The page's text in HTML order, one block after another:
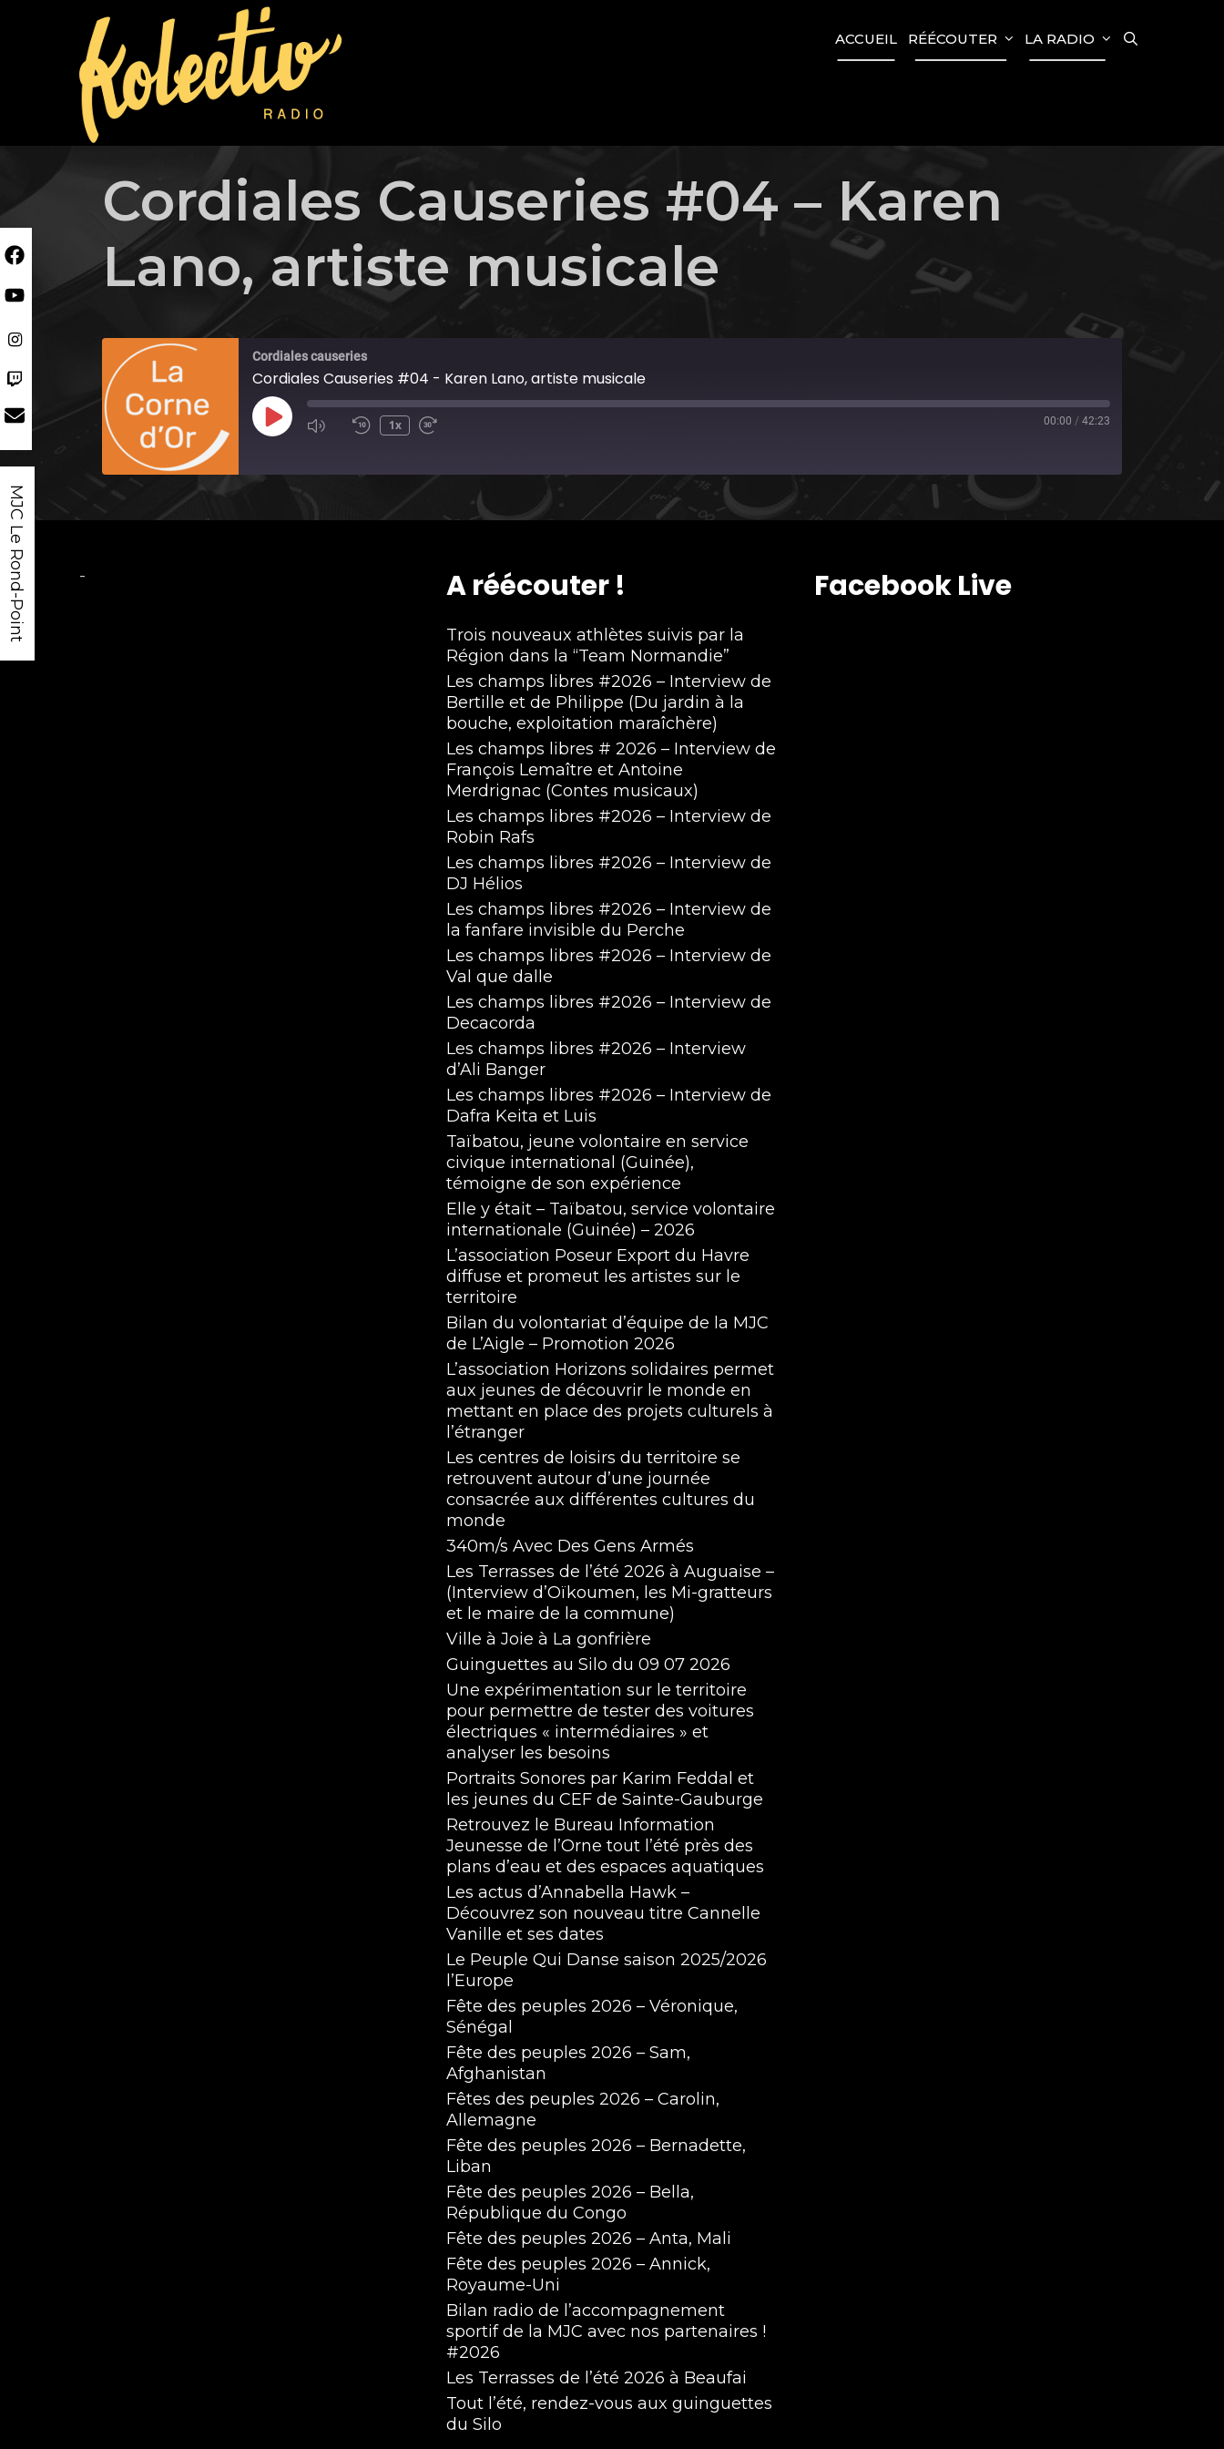
ACCUEIL RÉÉCOUTER LA RADIO
Cordiales Causeries #04 – Karen
Lano, artiste musicale
Cordiales causeries
Cordiales Causeries #04 - Karen Lano, artiste musicale
Play
1x 00:00 / 42:23
- A réécouter !
Trois nouveaux athlètes suivis par la
Région dans la “Team Normandie”
Les champs libres #2026 – Interview de
Bertille et de Philippe (Du jardin à la
bouche, exploitation maraîchère)
Les champs libres # 2026 – Interview de
François Lemaître et Antoine
Merdrignac (Contes musicaux)
Les champs libres #2026 – Interview de
Robin Rafs
Les champs libres #2026 – Interview de
DJ Hélios
Les champs libres #2026 – Interview de
la fanfare invisible du Perche
Les champs libres #2026 – Interview de
Val que dalle
Les champs libres #2026 – Interview de
Decacorda
Les champs libres #2026 – Interview
d’Ali Banger
Les champs libres #2026 – Interview de
Dafra Keita et Luis
Taïbatou, jeune volontaire en service
civique international (Guinée),
témoigne de son expérience
Elle y était – Taïbatou, service volontaire
internationale (Guinée) – 2026
L’association Poseur Export du Havre
diffuse et promeut les artistes sur le
territoire
Bilan du volontariat d’équipe de la MJC
de L’Aigle – Promotion 2026
L’association Horizons solidaires permet
aux jeunes de découvrir le monde en
mettant en place des projets culturels à
l’étranger
Les centres de loisirs du territoire se
retrouvent autour d’une journée
consacrée aux différentes cultures du
monde
340m/s Avec Des Gens Armés
Les Terrasses de l’été 2026 à Auguaise –
(Interview d’Oïkoumen, les Mi-gratteurs
et le maire de la commune)
Ville à Joie à La gonfrière
Guinguettes au Silo du 09 07 2026
Une expérimentation sur le territoire
pour permettre de tester des voitures
électriques « intermédiaires » et
analyser les besoins
Portraits Sonores par Karim Feddal et
les jeunes du CEF de Sainte-Gauburge
Retrouvez le Bureau Information
Jeunesse de l’Orne tout l’été près des
plans d’eau et des espaces aquatiques
Les actus d’Annabella Hawk –
Découvrez son nouveau titre Cannelle
Vanille et ses dates
Le Peuple Qui Danse saison 2025/2026
l’Europe
Fête des peuples 2026 – Véronique,
Sénégal
Fête des peuples 2026 – Sam,
Afghanistan
Fêtes des peuples 2026 – Carolin,
Allemagne
Fête des peuples 2026 – Bernadette,
Liban
Fête des peuples 2026 – Bella,
République du Congo
Fête des peuples 2026 – Anta, Mali
Fête des peuples 2026 – Annick,
Royaume-Uni
Bilan radio de l’accompagnement
sportif de la MJC avec nos partenaires !
#2026
Les Terrasses de l’été 2026 à Beaufai
Tout l’été, rendez-vous aux guinguettes
du Silo
Facebook Live
MJC Le Rond-Point